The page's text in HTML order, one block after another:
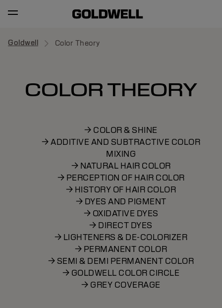
Goldwell Color Theory
COLOR THEORY
→ COLOR & SHINE
→ ADDITIVE AND SUBTRACTIVE COLOR
MIXING
→ NATURAL HAIR COLOR
→ PERCEPTION OF HAIR COLOR
→ HISTORY OF HAIR COLOR
→ DYES AND PIGMENT
→ OXIDATIVE DYES
→ DIRECT DYES
→ LIGHTENERS & DE-COLORIZER
→ PERMANENT COLOR
→ SEMI & DEMI PERMANENT COLOR
→ GOLDWELL COLOR CIRCLE
→ GREY COVERAGE